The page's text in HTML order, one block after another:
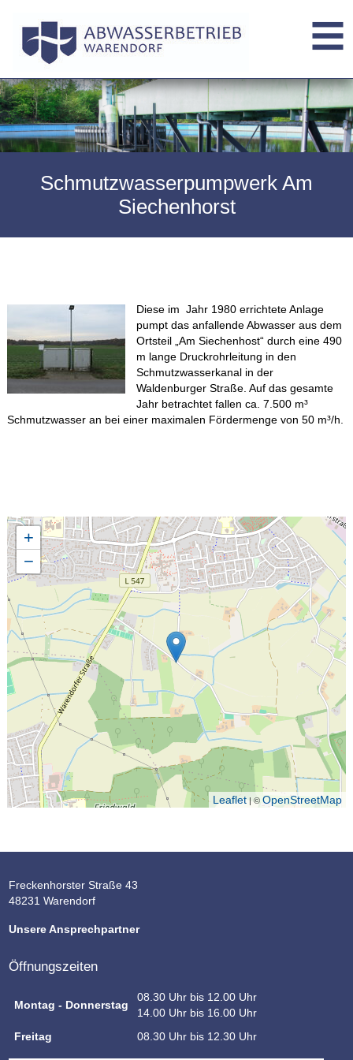
Schmutzwasserpumpwerk Am
Siechenhorst
Diese imJahr 1980 errichtete Anlage
pumpt das anfallende Abwasser aus dem
Ortsteil „Am Siechenhost“ durch eine 490
m lange Druckrohrleitung in den
Schmutzwasserkanal in der
Waldenburger Straße. Auf das gesamte
Jahr betrachtet fallen ca. 7.500 m³
Schmutzwasser an bei einer maximalen Fördermenge von 50 m³/h.
+
−
Leaflet | ©OpenStreetMap
Freckenhorster Straße 43
48231 Warendorf
Unsere Ansprechpartner
Öffnungszeiten
Montag - Donnerstag
08.30 Uhr bis 12.00 Uhr
14.00 Uhr bis 16.00 Uhr
Freitag
08.30 Uhr bis 12.30 Uhr